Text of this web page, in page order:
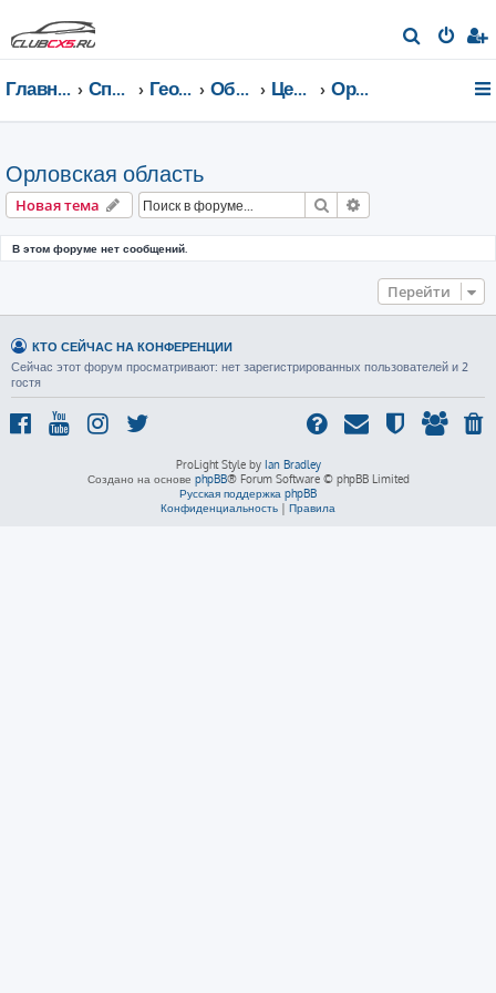
о
Главная страница Список форумов География Клуба CX-5 CLUB Общение по регионам Центральный федеральный округ Орловская область
Орловская область
Новая тема Поиск
В этом форуме нет сообщений.
Перейти
КТО СЕЙЧАС НА КОНФЕРЕНЦИИ
Сейчас этот форум просматривают: нет зарегистрированных пользователей и 2
гостя
ProLight Style by Ian Bradley
Создано на основе phpBB® Forum Software © phpBB Limited
Русская поддержка phpBB
Конфиденциальность | Правила